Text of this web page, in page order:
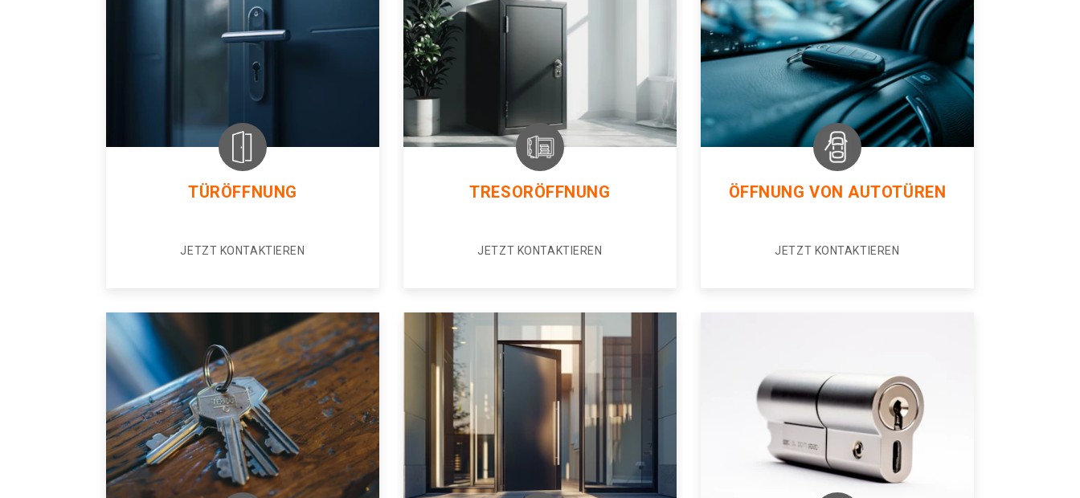
TÜRÖFFNUNG
JETZT KONTAKTIEREN
TRESORÖFFNUNG
JETZT KONTAKTIEREN
ÖFFNUNG VON AUTOTÜREN
JETZT KONTAKTIEREN